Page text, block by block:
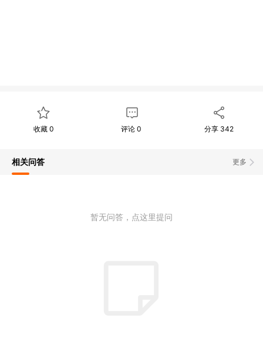
收藏0 评论0 分享 342
更多
相关问答
暂无问答，点这里提问